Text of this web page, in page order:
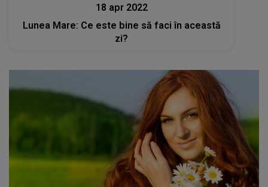
18 apr 2022
Lunea Mare: Ce este bine să faci în această
zi?